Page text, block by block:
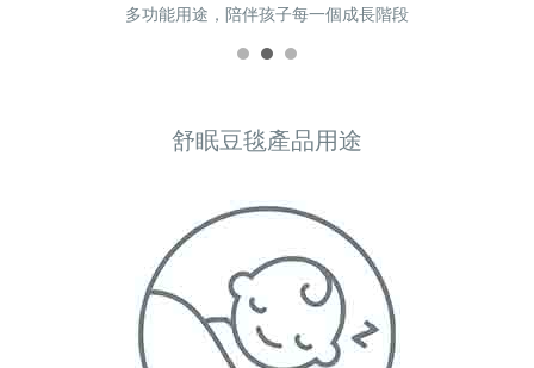
多功能用途，陪伴孩子每一個成長階段
多功能用途，陪伴孩子每一個成長階段
多功能用途，陪伴孩子每一個成長階段
舒眠豆毯產品用途